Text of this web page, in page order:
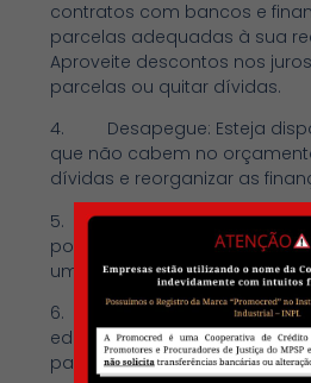
contratos com bancos e
parcelas adequadas à sua
Aproveite descontos nos
parcelas ou quitar dívidas.
4. Desapegue: Esteja
que não cabem no
dívidas e reorganizar as
5. Guarde dinheiro:
poupança mensal e
uma aplicação financeira
6. Considere fazer renda
educação e desenvolvimento
para aumentar suas